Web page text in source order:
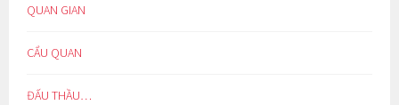
QUAN GIAN
CẨU QUAN
ĐẤU THẦU…